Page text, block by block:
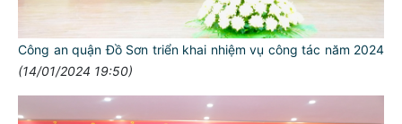
Công an quận Đồ Sơn triển khai nhiệm vụ công tác năm 2024
(14/01/2024 19:50)